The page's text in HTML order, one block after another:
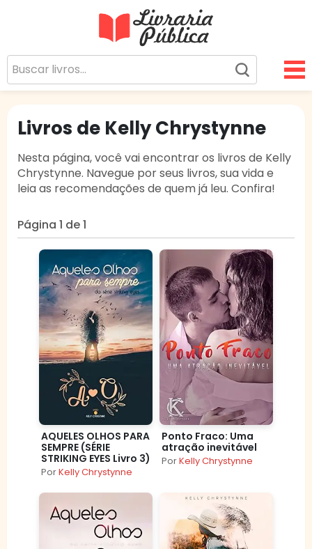
Sua Biblioteca Virtual Gratuita
Livros de Kelly Chrystynne
Nesta página, você vai encontrar os livros de Kelly
Chrystynne. Navegue por seus livros, sua vida e
leia as recomendações de quem já leu. Confira!
Página 1 de 1
AQUELES OLHOS PARA
SEMPRE (SÉRIE
STRIKING EYES Livro 3)
PorKelly Chrystynne
Ponto Fraco: Uma
atração inevitável
PorKelly Chrystynne